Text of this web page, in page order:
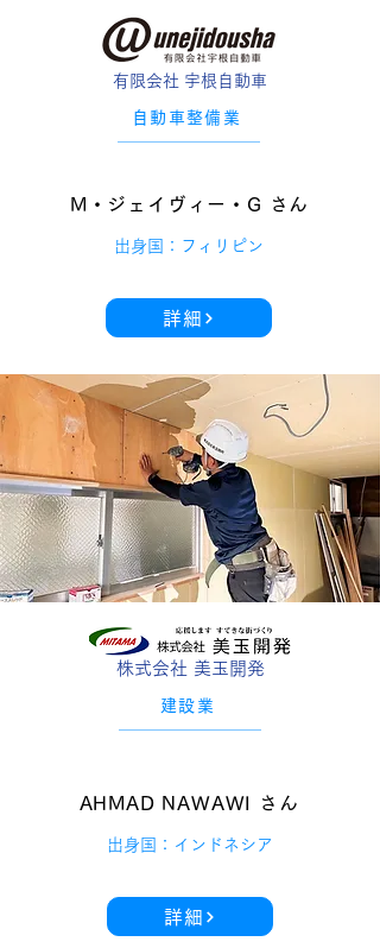
有限会社 宇根自動車
自動車整備業
M・ジェイヴィー・G さん
出身国：フィリピン
詳細
株式会社 美玉開発
建設業
AHMAD NAWAWI さん
出身国：インドネシア
詳細